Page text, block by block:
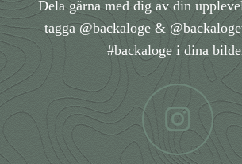
Dela gärna med dig av din
tagga@backaloge&
#backaloge i dina